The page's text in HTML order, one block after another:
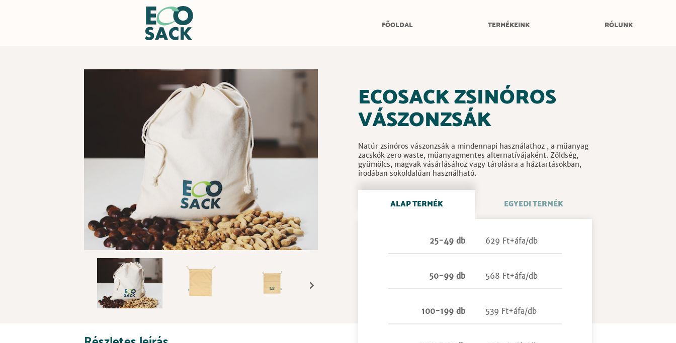
FŐOLDAL TERMÉKEINK RÓLUNK
ECOSACK ZSINÓROS
VÁSZONZSÁK
Natúr zsinóros vászonzsák a mindennapi használathoz , a műanyag
zacskók zero waste, műanyagmentes alternatívájaként. Zöldség,
gyümölcs, magvak vásárlásához vagy tárolásra a háztartásokban,
irodában sokoldalúan használható.
ALAP TERMÉK EGYEDI TERMÉK
25-49 db 629 Ft+áfa/db
50-99 db 568 Ft+áfa/db
100-199 db 539 Ft+áfa/db